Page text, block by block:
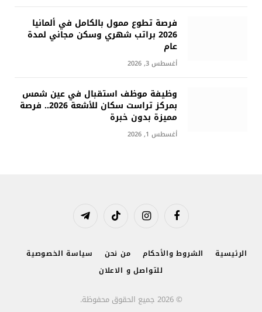
فرصة تطوع ممول بالكامل في ألمانيا
2026 براتب شهري وسكن مجاني لمدة
عام
أغسطس 3, 2026
وظيفة موظف استقبال في عين شمس
بمركز تراست سكان للأشعة 2026.. فرصة
مميزة بدون خبرة
أغسطس 1, 2026
فيسبوك الانستغرامتيكتوك تيلقرام
الرئيسية الشروط والأحكام من نحن
سياسة الخصوصية
للتواصل و الاعلان
© 2026 جميع الحقوق محفوظة.